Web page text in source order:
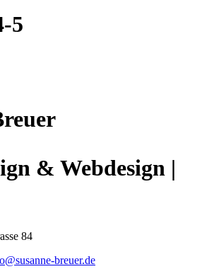
5
& Webdesign |
84
breuer.de